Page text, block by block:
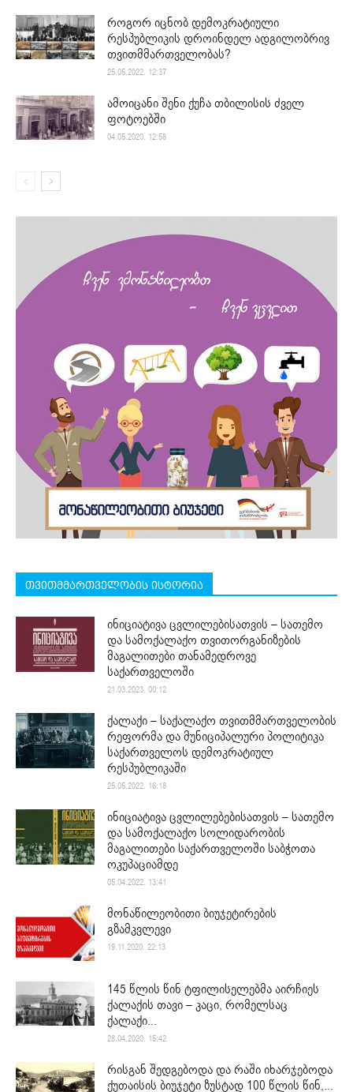
როგორ იცნობ დემოკრატიული
რესპუბლიკის დროინდელ ადგილობრივ
თვითმმართველობას?
25.05.2022. 12:37
ამოიცანი შენი ქუჩა თბილისის ძველ
ფოტოებში
04.05.2020. 12:58
თვითმმართველობის ისტორია
ინიციატივა ცვლილებისათვის – სათემო
და სამოქალაქო თვითორგანიზების
მაგალითები თანამედროვე
საქართველოში
21.03.2023. 00:12
ქალაქი – საქალაქო თვითმმართველობის
რეფორმა და მუნიციპალური პოლიტიკა
საქართველოს დემოკრატიულ
რესპუბლიკაში
25.05.2022. 16:18
ინიციატივა ცვლილებებისათვის – სათემო
და სამოქალაქო სოლიდარობის
მაგალითები საქართველოში საბჭოთა
ოკუპაციამდე
05.04.2022. 13:41
მონაწილეობითი ბიუჯეტირების
გზამკვლევი
19.11.2020. 22:13
145 წლის წინ ტფილისელებმა აირჩიეს
ქალაქის თავი – კაცი, რომელსაც
ქალაქი...
28.04.2020. 15:42
რისგან შედგებოდა და რაში იხარჯებოდა
ქუთაისის ბიუჯეტი ზუსტად 100 წლის წინ,...